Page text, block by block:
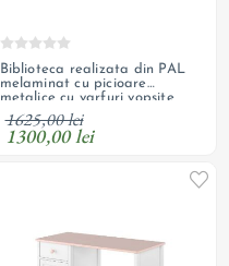
Biblioteca realizata din PAL
melaminat cu picioare
metalice cu varfuri vopsite
casmir inchis
1625,00 lei
1300,00 lei